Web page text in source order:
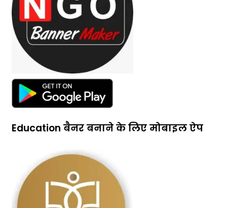
Education बैनर बनाने के लिए मोबाइल ऐप